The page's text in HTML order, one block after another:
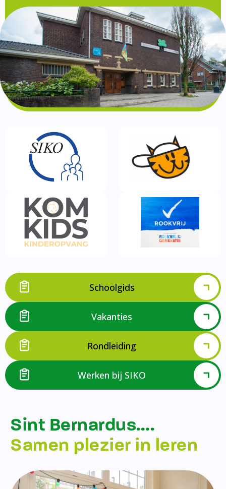
Schoolgids
Gezonde school
Kinderopvang
BSO
Routebeschrijving
Privacy
Schoolgids
Vakanties
Rondleiding
Werken bij SIKO
Sint Bernardus….
Samen plezier in leren